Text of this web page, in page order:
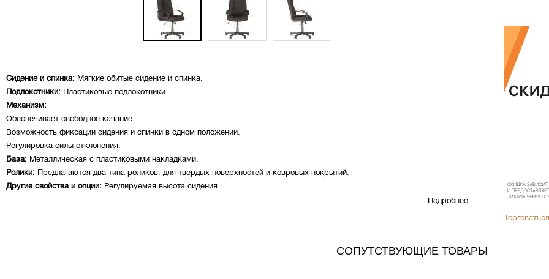
Сидение и спинка: Мягкие обитые сидение и спинка.
Подлокотники: Пластиковые подлокотники.
Механизм:
Обеспечивает свободное качание.
Возможность фиксации сидения и спинки в одном положении.
Регулировка силы отклонения.
База: Металлическая с пластиковыми накладками.
Ролики: Предлагаются два типа роликов: для твердых поверхностей и ковровых покрытий.
Другие свойства и опции: Регулируемая высота сидения.
Подробнее
СОПУТСТВУЮЩИЕ ТОВАРЫ